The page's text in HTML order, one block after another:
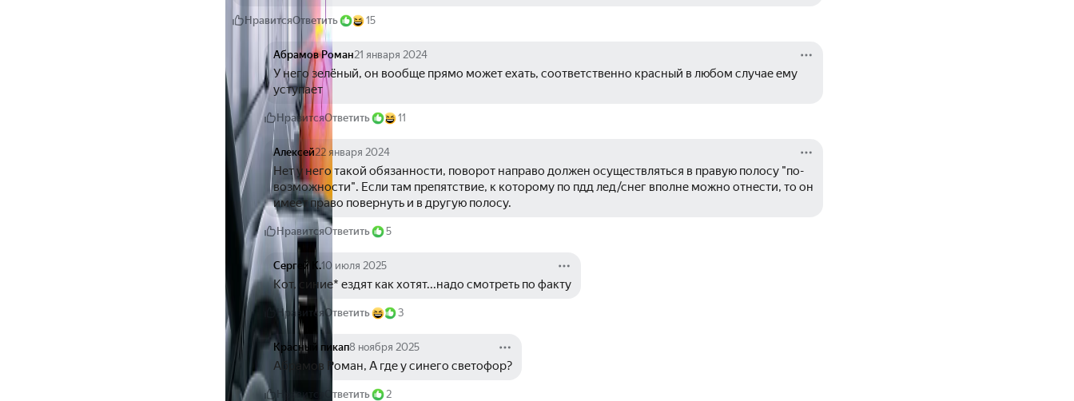
НравитсяОтветить 15
Абрамов Роман21 января 2024
У него зелёный, он вообще прямо может ехать, соответственно красный в любом случае ему
уступает
НравитсяОтветить 11
Алексей22 января 2024
Нет у него такой обязанности, поворот направо должен осуществляться в правую полосу "по-
возможности". Если там препятствие, к которому по пдд лед/снег вполне можно отнести, то он
имеет право повернуть и в другую полосу.
НравитсяОтветить 5
Сергей К.10 июля 2025
Кот, синие* ездят как хотят...надо смотреть по факту
НравитсяОтветить 3
Красный пикап8 ноября 2025
Абрамов Роман, А где у синего светофор?
Нравится Ответить 2